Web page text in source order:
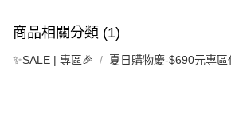
商品相關分類 (1)
✨SALE | 專區🎉 夏日購物慶-$690元專區